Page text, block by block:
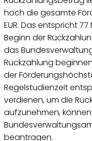
hoch die gesamte
EUR. Das entspricht
Beginn der
das
Rückzahlung
der
Regelstudienzeit
verdienen, um die
aufzunehmen,
beantragen.